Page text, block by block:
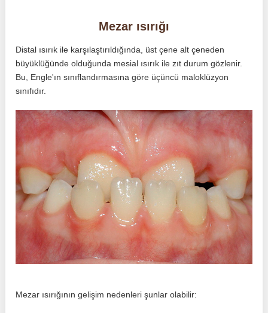
Mezar ısırığı
Distal ısırık ile karşılaştırıldığında, üst çene alt çeneden
büyüklüğünde olduğunda mesial ısırık ile zıt durum gözlenir.
Bu, Engle'ın sınıflandırmasına göre üçüncü maloklüzyon
sınıfıdır.
Mezar ısırığının gelişim nedenleri şunlar olabilir: